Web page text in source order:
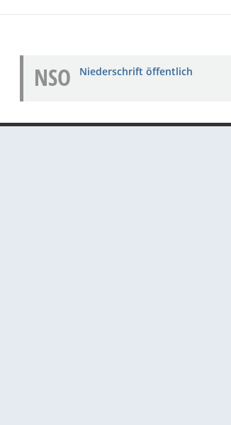
NSO Niederschrift öffentlich